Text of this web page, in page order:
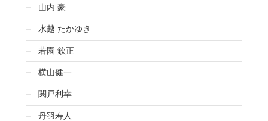
山内 豪
水越 たかゆき
若園 欽正
横山健一
関戸利幸
丹羽寿人